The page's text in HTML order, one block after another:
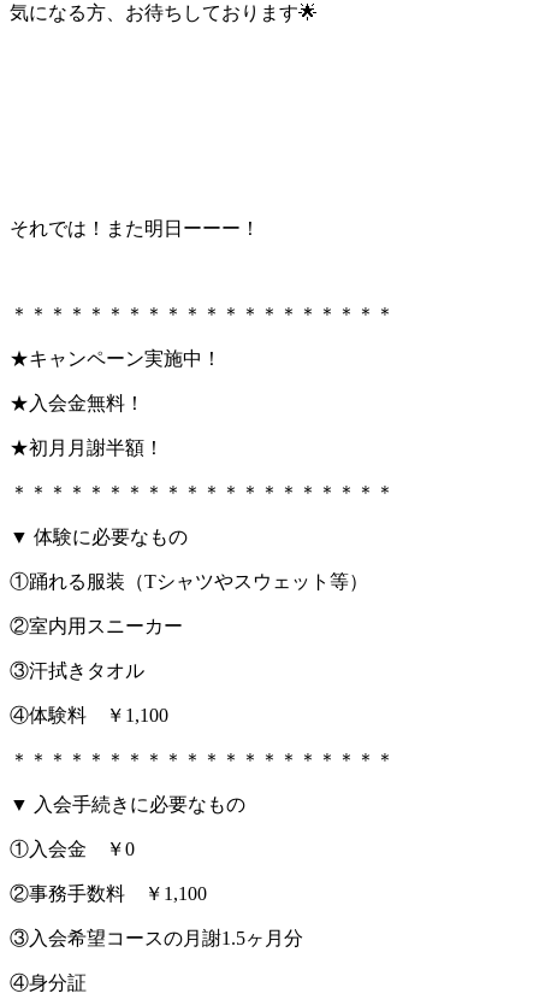
気になる方、お待ちしております🌟
それでは！また明日ーーー！
＊＊＊＊＊＊＊＊＊＊＊＊＊＊＊＊＊＊＊＊
★キャンペーン実施中！
★入会金無料！
★初月月謝半額！
＊＊＊＊＊＊＊＊＊＊＊＊＊＊＊＊＊＊＊＊
▼ 体験に必要なもの
①踊れる服装（Tシャツやスウェット等）
②室内用スニーカー
③汗拭きタオル
④体験料 ￥1,100
＊＊＊＊＊＊＊＊＊＊＊＊＊＊＊＊＊＊＊＊
▼ 入会手続きに必要なもの
①入会金 ￥0
②事務手数料 ￥1,100
③入会希望コースの月謝1.5ヶ月分
④身分証